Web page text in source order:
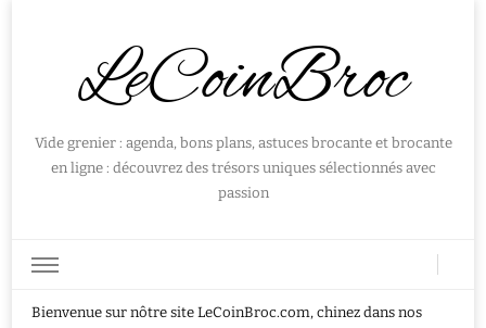
LeCoinBroc
Vide grenier : agenda, bons plans, astuces brocante et brocante
en ligne : découvrez des trésors uniques sélectionnés avec
passion
Bienvenue sur nôtre site LeCoinBroc.com, chinez dans nos